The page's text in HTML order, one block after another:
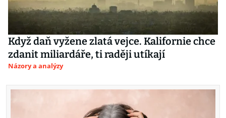
Když daň vyžene zlatá vejce. Kalifornie chce
zdanit miliardáře, ti raději utíkají
Názory a analýzy